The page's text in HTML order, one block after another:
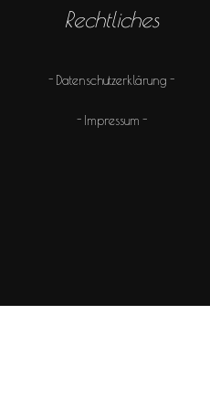
Rechtliches
Datenschutzerklärung
Impressum